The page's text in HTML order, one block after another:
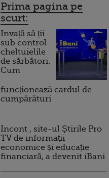
Prima pagina pe
scurt:
Invață să ții
sub control
cheltuielile
de sărbători.
Cum
funcționează cardul de
cumpărături
Incont , site-ul Știrile Pro
TV de informații
economice și educație
financiară, a devenit iBani